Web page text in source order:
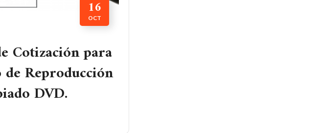
16
OCT
Cotización para
Reproducción
DVD.